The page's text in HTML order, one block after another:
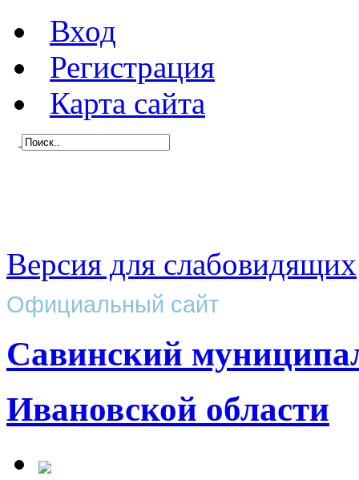
Вход
Регистрация
Карта сайта
Версия для слабовидящих
Официальный сайт
Савинский
Ивановской области